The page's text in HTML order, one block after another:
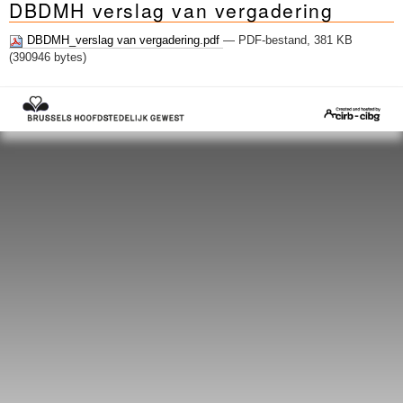
Sleutelwoorden
Stedenbouwkundige inlichtingen
DBDMH verslag van vergadering
DBDMH_verslag van vergadering.pdf — PDF-bestand, 381 KB
(390946 bytes)